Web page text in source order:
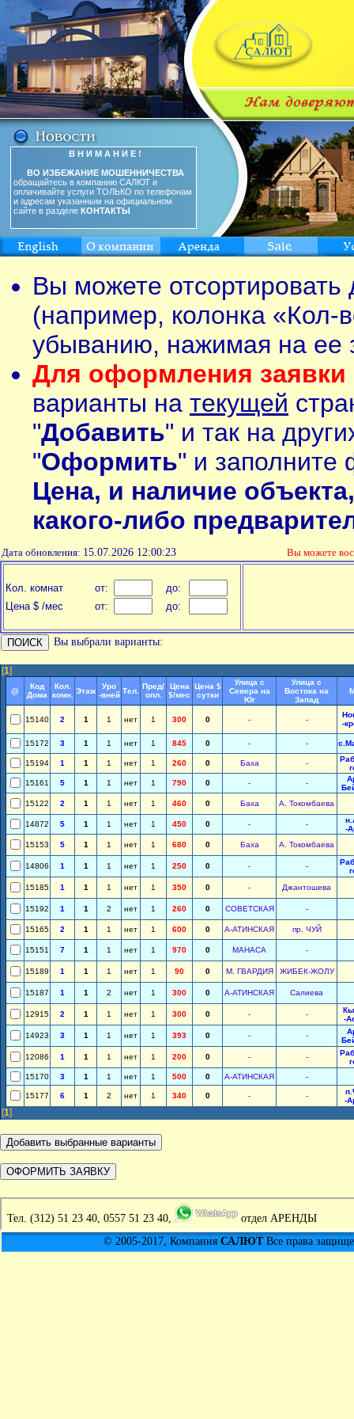
В Н И М А Н И Е !
ВО ИЗБЕЖАНИЕ МОШЕННИЧЕСТВА
обращайтесь в компанию САЛЮТ и
оплачивайте услуги ТОЛЬКО по телефонам
и адресам указанным на официальном
сайте в разделе КОНТАКТЫ
Вы можете
(например, колонка «Кол-
убыванию, нажимая на ее
Для оформления заявки
варианты на текущей
"Добавить" и так на
"Оформить" и заполните
Цена, и наличие
какого-либо
Дата обновления: 15.07.2026 12:00:23 Вы можете
Кол. комнат от:
до:
Цена $ /мес
от: до:
Вы выбрали варианты:
[1]
@
Код
Дома
Кол.
комн. Этаж
Уро
-вней Тел.
Пред/
опл.
Цена
$/мес
Цена $
сутки
Улица с
Севера на
Юг
Улица с
Востока на
Запад
15140 2 1 1 нет 1 300 0 - -
-
15172 3 1 1 нет 1 845 0 - -
15194 1 1 1 нет 1 260 0 Баха -
15161
5 1 1 нет 1 790 0 - -
15122
2 1 1 нет 1 460 0 Баха А. Токомбаева
14872 5 1 1 нет 1 450 0 - -
-
15153
5 1 1 нет 1 680 0 Баха А. Токомбаева
14806 1 1 1 нет 1 250 0 - -
15185
1 1 1 нет 1 350 0 - Джантошева
15192 1 1 2 нет 1 260 0 СОВЕТСКАЯ -
15165 2 1 1 нет 1 600 0 А-АТИНСКАЯ пр. ЧУЙ
15151 7 1 1 нет 1 970 0 МАНАСА -
15189 1 1 1 нет 1 90 0 М. ГВАРДИЯ ЖИБЕК-ЖОЛУ
15187 1 1 2 нет 1 300 0 А-АТИНСКАЯ Салиева
12915 2 1 1 нет 1 300 0 - -
-
14923
3 1 1 нет 1 393 0 - -
12086
1 1 1 нет 1 200 0 - -
15170
3 1 1 нет 1 500 0 А-АТИНСКАЯ -
15177 6 1 2 нет 1 340 0 - -
-
[1]
Тел. (312) 51 23 40, 0557 51 23 40,
отдел АРЕНДЫ
© 2005-2017, Компания САЛЮТВсе права